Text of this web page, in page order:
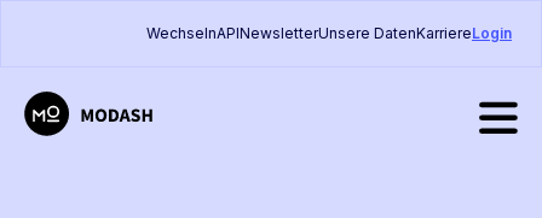
WechselnAPINewsletterUnsere DatenKarriereLogin